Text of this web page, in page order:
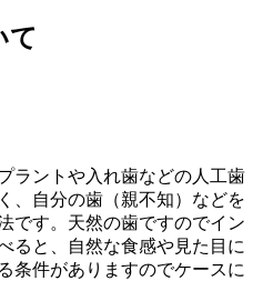
て
ラントや入れ歯などの人工歯
、自分の歯（親不知）などを
です。天然の歯ですのでイン
ると、自然な食感や見た目に
条件がありますのでケースに